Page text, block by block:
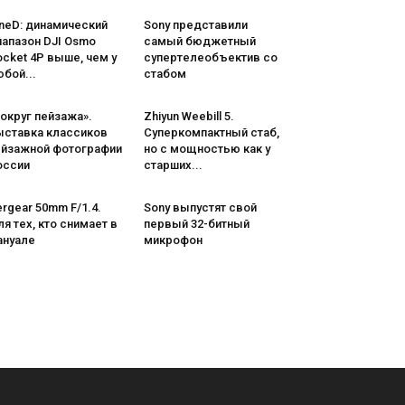
динамический
DJI Osmo
4P выше, чем у
Sony представили
самый бюджетный
супертелеобъектив со
стабом
пейзажа».
классиков
фотографии
Zhiyun Weebill 5.
Cуперкомпактный стаб,
но с мощностью как у
старших...
50mm F/1.4.
тех, кто снимает в
Sony выпустят свой
первый 32-битный
микрофон